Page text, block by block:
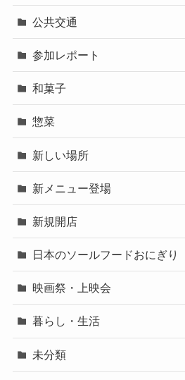
公共交通
参加レポート
和菓子
惣菜
新しい場所
新メニュー登場
新規開店
日本のソールフードおにぎり
映画祭・上映会
暮らし・生活
未分類